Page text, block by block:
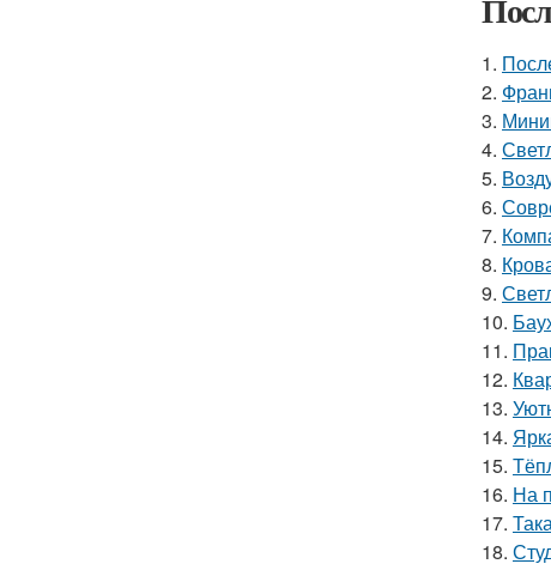
1.
2.
3.
4.
5.
6.
7.
8.
9.
10.
11.
12.
13.
14.
15.
16. На
17.
18.